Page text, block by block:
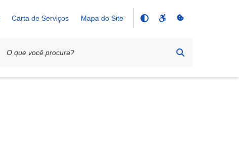
Carta de Serviços Mapa do Site